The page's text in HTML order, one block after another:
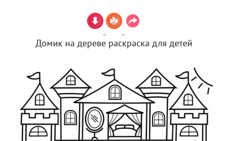
Домик на дереве раскраска для детей